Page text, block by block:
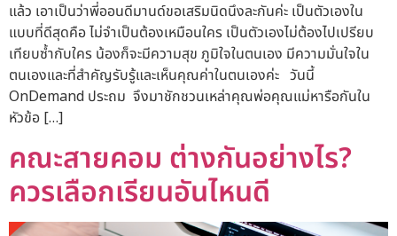
แล้ว เอาเป็นว่าพี่ออนดีมานด์ขอเสริมนิดนึงละกันค่ะ เป็นตัวเองใน
แบบที่ดีสุดคือ ไม่จำเป็นต้องเหมือนใคร เป็นตัวเองไม่ต้องไปเปรียบ
เทียบซ้ำกับใคร น้องก็จะมีความสุข ภูมิใจในตนเอง มีความมั่นใจใน
ตนเองและที่สำคัญรับรู้และเห็นคุณค่าในตนเองค่ะ วันนี้
OnDemand ประถม จึงมาชักชวนเหล่าคุณพ่อคุณแม่หารือกันใน
หัวข้อ […]
คณะสายคอม ต่างกันอย่างไร?
ควรเลือกเรียนอันไหนดี